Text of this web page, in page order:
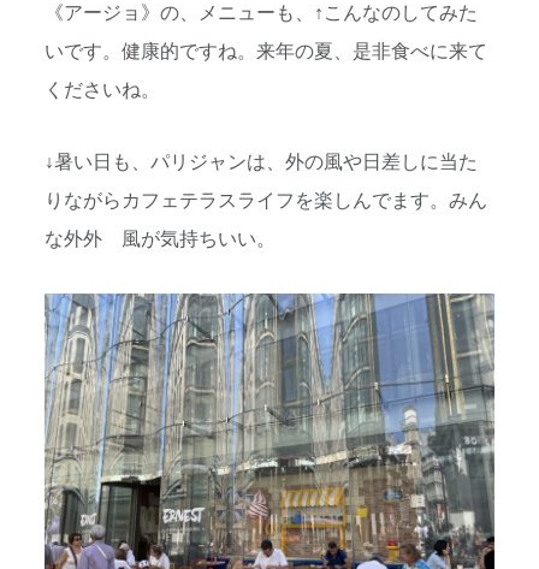
《アージョ》の、メニューも、↑こんなのしてみた
いです。健康的ですね。来年の夏、是非食べに来て
くださいね。
↓暑い日も、パリジャンは、外の風や日差しに当た
りながらカフェテラスライフを楽しんでます。みん
な外外 風が気持ちいい。